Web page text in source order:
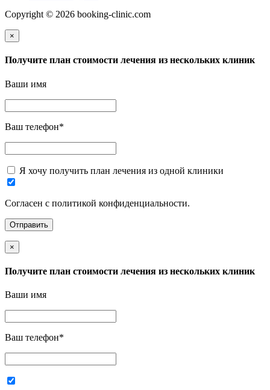
Copyright © 2026 booking-clinic.com
×
Получите план стоимости лечения из нескольких клиник
Ваши имя
Ваш телефон*
Я хочу получить план лечения из одной клиники
Согласен с политикой конфиденциальности.
×
Получите план стоимости лечения из нескольких клиник
Ваши имя
Ваш телефон*